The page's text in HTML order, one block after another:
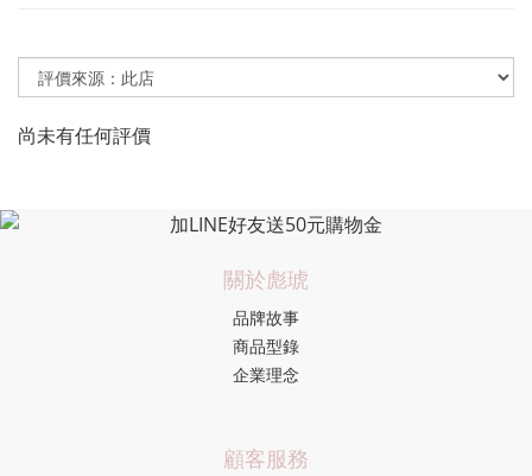
尚未有任何評價
關於彪琥
品牌故事
商品型錄
企業理念
顧客服務